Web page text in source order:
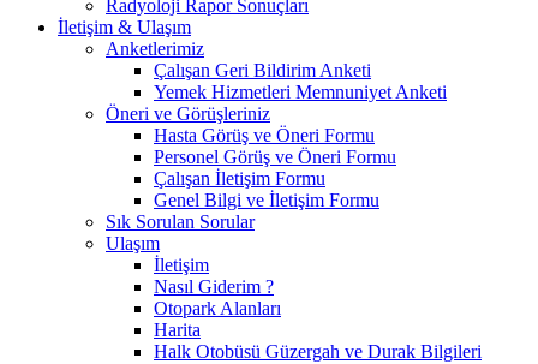
Radyoloji Rapor Sonuçları
İletişim & Ulaşım
Anketlerimiz
Çalışan Geri Bildirim Anketi
Yemek Hizmetleri Memnuniyet Anketi
Öneri ve Görüşleriniz
Hasta Görüş ve Öneri Formu
Personel Görüş ve Öneri Formu
Çalışan İletişim Formu
Genel Bilgi ve İletişim Formu
Sık Sorulan Sorular
Ulaşım
İletişim
Nasıl Giderim ?
Otopark Alanları
Harita
Halk Otobüsü Güzergah ve Durak Bilgileri